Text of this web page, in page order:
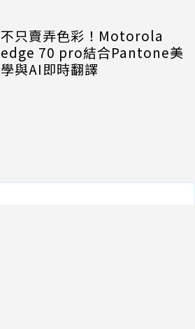
不只賣弄色彩！Motorola
edge 70 pro結合Pantone美
學與AI即時翻譯